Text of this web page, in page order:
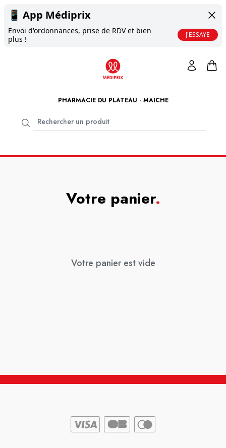
📱 App Médiprix
Envoi d'ordonnances, prise de RDV et bien
plus !
J'ESSAYE
PHARMACIE DU PLATEAU - MAICHE
Votre panier.
Votre panier est vide